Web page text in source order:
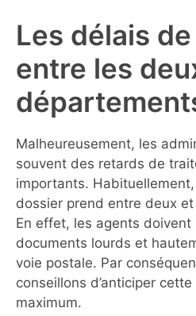
Les délais
entre les
Malheureusement, les
souvent des retards de
importants.
dossier prend entre deux
En effet, les agents doivent
documents lourds et
voie postale. Par
conseillons d’anticiper
maximum.